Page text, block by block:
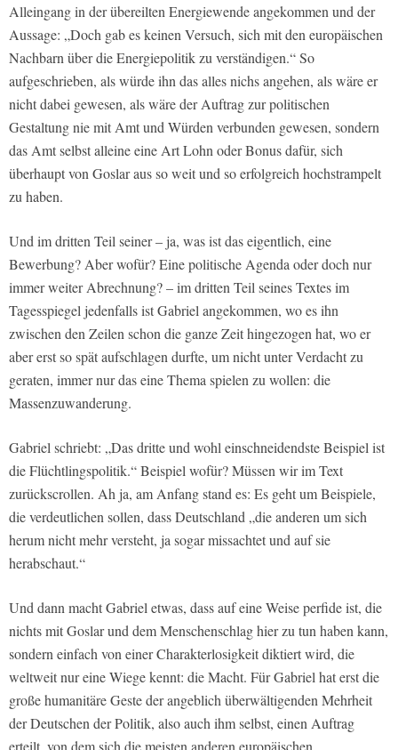
Alleingang in der übereilten Energiewende angekommen und der
Aussage: „Doch gab es keinen Versuch, sich mit den europäischen
Nachbarn über die Energiepolitik zu verständigen.“ So
aufgeschrieben, als würde ihn das alles nichs angehen, als wäre er
nicht dabei gewesen, als wäre der Auftrag zur politischen
Gestaltung nie mit Amt und Würden verbunden gewesen, sondern
das Amt selbst alleine eine Art Lohn oder Bonus dafür, sich
überhaupt von Goslar aus so weit und so erfolgreich hochstrampelt
zu haben.
Und im dritten Teil seiner – ja, was ist das eigentlich, eine
Bewerbung? Aber wofür? Eine politische Agenda oder doch nur
immer weiter Abrechnung? – im dritten Teil seines Textes im
Tagesspiegel jedenfalls ist Gabriel angekommen, wo es ihn
zwischen den Zeilen schon die ganze Zeit hingezogen hat, wo er
aber erst so spät aufschlagen durfte, um nicht unter Verdacht zu
geraten, immer nur das eine Thema spielen zu wollen: die
Massenzuwanderung.
Gabriel schriebt: „Das dritte und wohl einschneidendste Beispiel ist
die Flüchtlingspolitik.“ Beispiel wofür? Müssen wir im Text
zurückscrollen. Ah ja, am Anfang stand es: Es geht um Beispiele,
die verdeutlichen sollen, dass Deutschland „die anderen um sich
herum nicht mehr versteht, ja sogar missachtet und auf sie
herabschaut.“
Und dann macht Gabriel etwas, dass auf eine Weise perfide ist, die
nichts mit Goslar und dem Menschenschlag hier zu tun haben kann,
sondern einfach von einer Charakterlosigkeit diktiert wird, die
weltweit nur eine Wiege kennt: die Macht. Für Gabriel hat erst die
große humanitäre Geste der angeblich überwältigenden Mehrheit
der Deutschen der Politik, also auch ihm selbst, einen Auftrag
erteilt, von dem sich die meisten anderen europäischen